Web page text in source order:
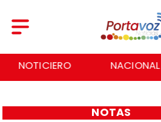
NOTICIERO NACIONAL
NOTAS